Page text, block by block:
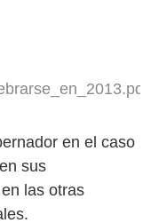
en el caso
sus
las otras